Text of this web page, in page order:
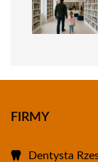
FIRMY
Dentysta